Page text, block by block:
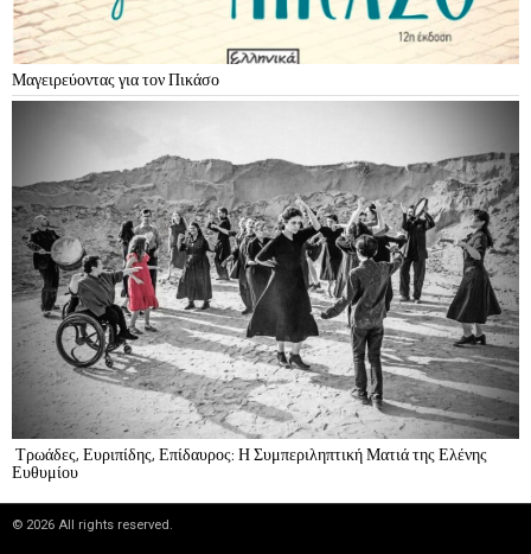
Μαγειρεύοντας για τον Πικάσο
Τρωάδες, Ευριπίδης, Επίδαυρος: Η Συμπεριληπτική Ματιά της Ελένης
Ευθυμίου
© 2026 All rights reserved.